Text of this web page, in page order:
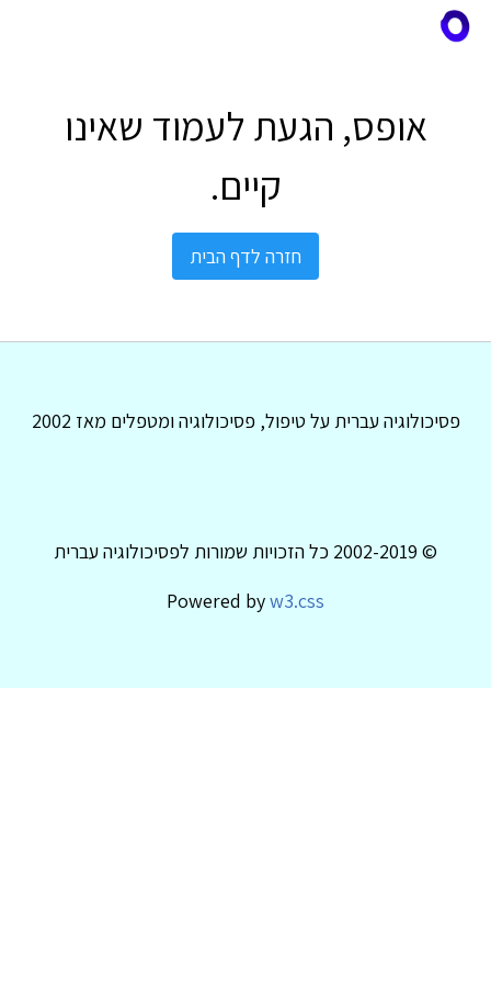
אופס, הגעת לעמוד שאינו
קיים.
חזרה לדף הבית
פסיכולוגיה עברית על טיפול, פסיכולוגיה ומטפלים מאז 2002
© 2002-2019 כל הזכויות שמורות לפסיכולוגיה עברית
Powered byw3.css